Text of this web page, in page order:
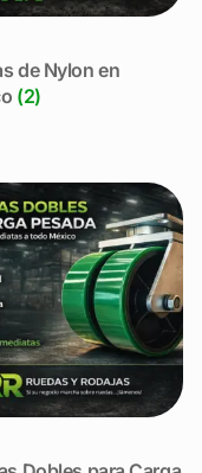
de Nylon en
(2)